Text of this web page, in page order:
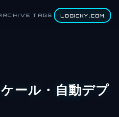
TAGS LOGICKY.COM
ール・自動デプ